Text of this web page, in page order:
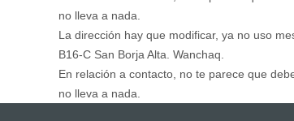
no lleva a nada.
La dirección hay que modificar, ya no uso
B16-C San Borja Alta. Wanchaq.
En relación a contacto, no te parece que
no lleva a nada.